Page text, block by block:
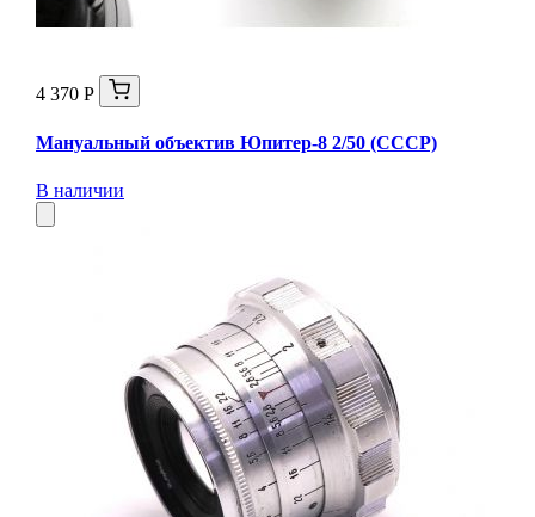
4 370 Р
Мануальный объектив Юпитер-8 2/50 (СССР)
В наличии